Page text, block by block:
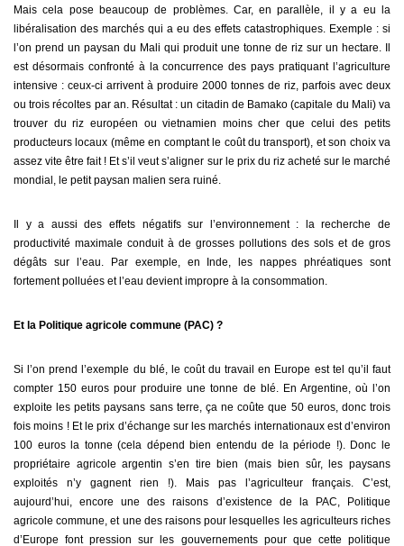
Mais cela pose beaucoup de problèmes. Car, en parallèle, il y a eu la
libéralisation des marchés qui a eu des effets catastrophiques. Exemple : si
l’on prend un paysan du Mali qui produit une tonne de riz sur un hectare. Il
est désormais confronté à la concurrence des pays pratiquant l’agriculture
intensive : ceux-ci arrivent à produire 2000 tonnes de riz, parfois avec deux
ou trois récoltes par an. Résultat : un citadin de Bamako (capitale du Mali) va
trouver du riz européen ou vietnamien moins cher que celui des petits
producteurs locaux (même en comptant le coût du transport), et son choix va
assez vite être fait ! Et s’il veut s’aligner sur le prix du riz acheté sur le marché
mondial, le petit paysan malien sera ruiné.
Il y a aussi des effets négatifs sur l’environnement : la recherche de
productivité maximale conduit à de grosses pollutions des sols et de gros
dégâts sur l’eau. Par exemple, en Inde, les nappes phréatiques sont
fortement polluées et l’eau devient impropre à la consommation.
Et la Politique agricole commune (PAC) ?
Si l’on prend l’exemple du blé, le coût du travail en Europe est tel qu’il faut
compter 150 euros pour produire une tonne de blé. En Argentine, où l’on
exploite les petits paysans sans terre, ça ne coûte que 50 euros, donc trois
fois moins ! Et le prix d’échange sur les marchés internationaux est d’environ
100 euros la tonne (cela dépend bien entendu de la période !). Donc le
propriétaire agricole argentin s’en tire bien (mais bien sûr, les paysans
exploités n’y gagnent rien !). Mais pas l’agriculteur français. C’est,
aujourd’hui, encore une des raisons d’existence de la PAC, Politique
agricole commune, et une des raisons pour lesquelles les agriculteurs riches
d’Europe font pression sur les gouvernements pour que cette politique